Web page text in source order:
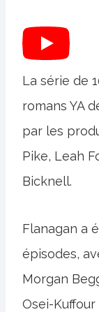
La série de
romans YA
par les
Pike, Leah
Bicknell.
Flanagan a
épisodes,
Morgan
Osei-Kuffour